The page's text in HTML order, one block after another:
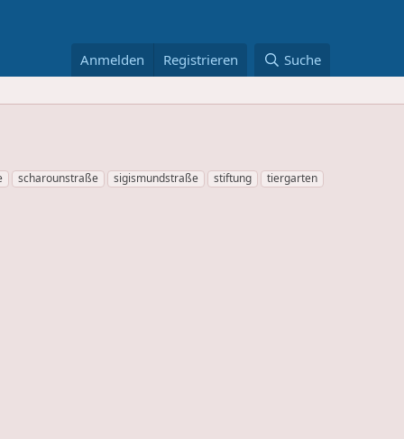
Anmelden Registrieren Suche
scharounstraße sigismundstraße stiftung tiergarten